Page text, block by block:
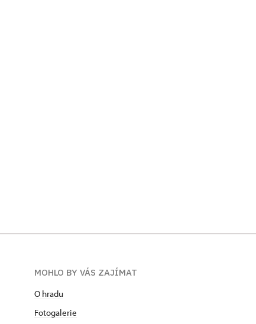
MOHLO BY VÁS ZAJÍMAT
O hradu
Fotogalerie